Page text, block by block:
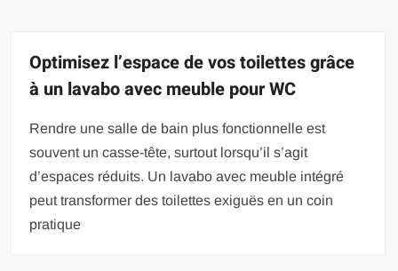
Optimisez l’espace de vos toilettes grâce
à un lavabo avec meuble pour WC
Rendre une salle de bain plus fonctionnelle est
souvent un casse-tête, surtout lorsqu’il s’agit
d’espaces réduits. Un lavabo avec meuble intégré
peut transformer des toilettes exiguës en un coin
pratique